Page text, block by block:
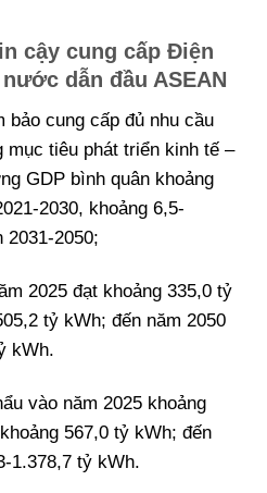
cậy cung cấp Điện
dẫn đầu ASEAN
bảo cung cấp đủ nhu cầu
tiêu phát triển kinh tế –
GDP bình quân khoảng
2030, khoảng 6,5-
2031-2050;
2025 đạt khoảng 335,0 tỷ
tỷ kWh; đến năm 2050
kWh.
vào năm 2025 khoảng
567,0 tỷ kWh; đến
1.378,7 tỷ kWh.